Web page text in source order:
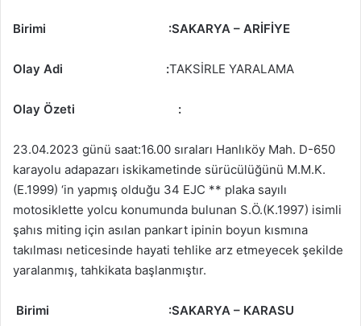
Birimi :SAKARYA – ARİFİYE
Olay Adi :TAKSİRLE YARALAMA
Olay Özeti :
23.04.2023 günü saat:16.00 sıraları Hanlıköy Mah. D-650
karayolu adapazarı iskikametinde sürücülüğünü M.M.K.
(E.1999) ‘in yapmış olduğu 34 EJC ** plaka sayılı
motosiklette yolcu konumunda bulunan S.Ö.(K.1997) isimli
şahıs miting için asılan pankart ipinin boyun kısmına
takılması neticesinde hayati tehlike arz etmeyecek şekilde
yaralanmış, tahkikata başlanmıştır.
Birimi :SAKARYA – KARASU